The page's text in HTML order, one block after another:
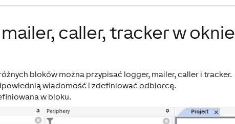
caller, tracker w oknie
bloków można przypisać logger, mailer, caller i tracker.
wiadomość i zdefiniować odbiorcę.
w bloku.